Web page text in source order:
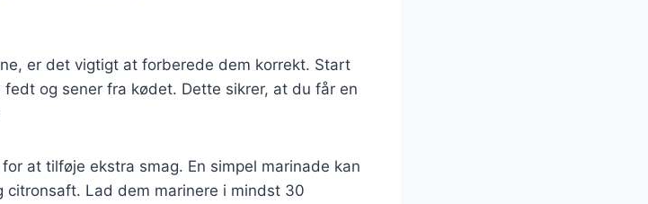
er det vigtigt at forberede dem korrekt. Start
og sener fra kødet. Dette sikrer, at du får en
at tilføje ekstra smag. En simpel marinade kan
citronsaft. Lad dem marinere i mindst 30